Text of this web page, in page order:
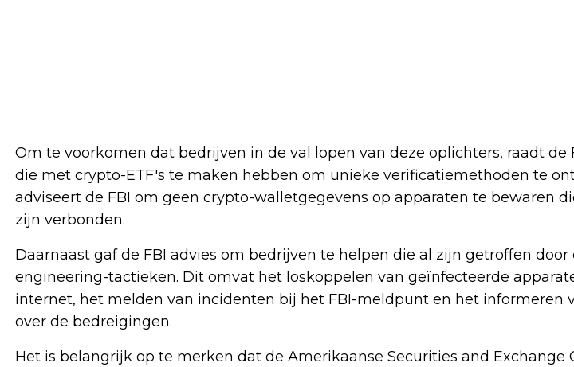
Om te voorkomen dat bedrijven in de val lopen van deze oplichters, raadt de
die met crypto-ETF's te maken hebben om unieke verificatiemethoden te
adviseert de FBI om geen crypto-walletgegevens op apparaten te bewaren
zijn verbonden.
Daarnaast gaf de FBI advies om bedrijven te helpen die al zijn getroffen door
engineering-tactieken. Dit omvat het loskoppelen van geïnfecteerde
internet, het melden van incidenten bij het FBI-meldpunt en het informeren
over de bedreigingen.
Het is belangrijk op te merken dat de Amerikaanse Securities and Exchange